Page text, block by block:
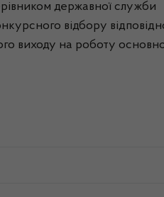
державної служби
відбору
виходу на роботу